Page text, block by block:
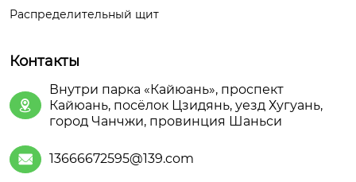
Распределительный щит
Контакты

Внутри парка «Кайюань», проспект
Кайюань, посёлок Цзидянь, уезд Хугуань,
город Чанчжи, провинция Шаньси
 13666672595@139.com